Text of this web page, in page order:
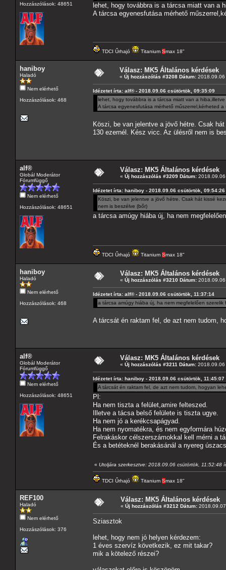
Hozzászólások: 48651
lehet, hogy továbbra is a tárcsa miatt van a
A tárcsa egyenesfutása mérhető
TDCI Űrhajó Titanium Smax 18"
haniboy
Haladó
Nem elérhető
Hozzászólások: 468
Válasz: MK5 Általános kérdések
« Új hozzászólás #3208 Dátum: 2018.09.06
Idézetet írta: alf® - 2018.09.06 csütörtök, 09:35:09
lehet, hogy továbbra is a tárcsa miatt van a
A tárcsa egyenesfutása mérhető műszerrel,kérheted
Köszi, be van jelentve a jövő hétre. Csak
130 ezernél. Kész vicc. Az ülésről nem is
alf®
Globál Moderátor
Fórumfüggő
Nem elérhető
Hozzászólások: 48651
Válasz: MK5 Általános kérdések
« Új hozzászólás #3209 Dátum:
Idézetet írta: haniboy - 2018.09.06 csütörtök, 09:54:26
Köszi, be van jelentve a jövő hétre. Csak hát kissé
nem is beszélve (bőr)
a tárcsa amúgy hiába új, ha nem
TDCI Űrhajó Titanium Smax 18"
haniboy
Haladó
Nem elérhető
Hozzászólások: 468
Válasz: MK5 Általános kérdések
« Új hozzászólás #3210 Dátum:
Idézetet írta: alf® - 2018.09.06 csütörtök, 11:37:14
a tárcsa amúgy hiába új, ha nem megfelelően
A tárcsát én raktam fel, de azt nem tudom,
alf®
Globál Moderátor
Fórumfüggő
Nem elérhető
Hozzászólások: 48651
Válasz: MK5 Általános kérdések
« Új hozzászólás #3211 Dátum: 2018.09.06
Idézetet írta: haniboy - 2018.09.06 csütörtök, 11:45:07
A tárcsát én raktam fel, de azt nem tudom, hogyan
Pl:
Ha nem tiszta a felület,amire felteszed.
Illetve a tácsa belső felülete is tiszta ugye.
Ha nem jó a kerékcsapágyad.
Ha nem nyomatékra, és nem egyformára
Felrakáskor célszerszámokkal kell mérni a
És a betéteknél berakásánál a nyereg
« Utoljára szerkesztve: 2018.09.06 csütörtök, 11:52:48
TDCI Űrhajó Titanium Smax 18"
REF100
Haladó
Nem elérhető
Hozzászólások: 376
Válasz: MK5 Általános kérdések
« Új hozzászólás #3212 Dátum:
Sziasztok
lehet, hogy nem jó helyen kérdezem:
1 éves szervíz következik, ez mit takar?
mik a kötelező részei?